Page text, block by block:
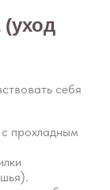
себя
с прохладным